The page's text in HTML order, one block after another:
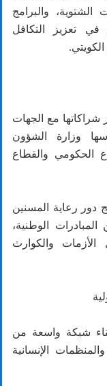
والبرامج
في تعزيز التكافل
مع الجهات
وزارة الشؤون
الحكومي والقطاع
دور رعاية المسنين
الوطنية،
والكوارث
شبكة واسعة من
الإنسانية